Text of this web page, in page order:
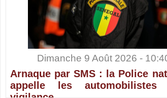
Dimanche 9 Août 2026 -
Arnaque par SMS : la Police
appelle les